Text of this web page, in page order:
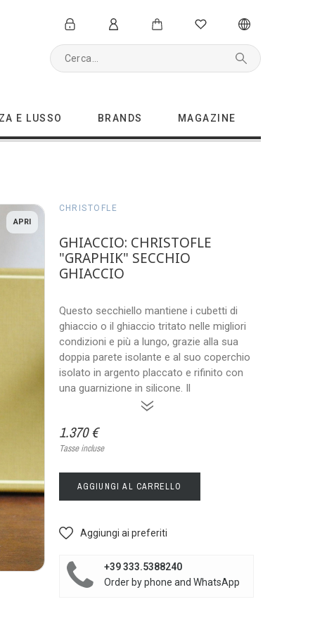
E LUSSO BRANDS MAGAZINE
APRI
CHRISTOFLE
GHIACCIO: CHRISTOFLE
"GRAPHIK" SECCHIO
GHIACCIO
Questo secchiello mantiene i cubetti di
ghiaccio o il ghiaccio tritato nelle migliori
condizioni e più a lungo, grazie alla sua
doppia parete isolante e al suo coperchio
isolato in argento placcato e rifinito con
una guarnizione in silicone. Il
»
1.370 €
Tasse incluse
AGGIUNGI AL CARRELLO
Aggiungi ai preferiti
+39 333.5388240
Order by phone and WhatsApp